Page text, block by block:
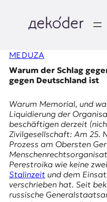
springen
e
k
o
d
e
r
|
MEDUZA
Warum der Schlag
gegen Deutschland ist
Warum Memorial, und
Liquidierung der
beschäftigen derzeit
Zivilgesellschaft: Am 25.
Prozess am Obersten
Perestroika wie keine
Stalinzeit und dem
verschrieben hat. Seit
russische